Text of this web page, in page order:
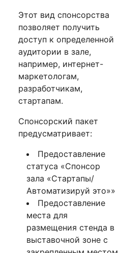
Этот вид спонсорства
позволяет получить
доступ к определенной
аудитории в зале,
например, интернет-
маркетологам,
разработчикам,
стартапам.
Спонсорский пакет
предусматривает:
Предоставление
статуса «Спонсор
зала «Стартапы/
Автоматизируй это»»
Предоставление
места для
размещения стенда в
выставочной зоне с